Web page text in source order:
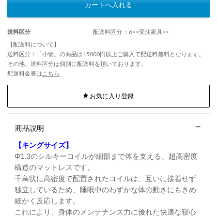
カートへ入れる
送料区分
配送料区分 ：6<<受注家具>>
【配送料について】
送料区分：「小物」の商品は15000円以上ご購入で配送料無料となります。
その他、送料区分は個別に配送料を頂いております。
配送料金表はこちら
お気に入り登録
商品説明
【キングサイズ】
Φ1.3のシルキーコイルが細部まで体を支える、超高密度
構造のマットレスです。
千鳥状に高密度で配置されたコイルは、互いに接着せず
独立しているため、睡眠中のわずかな体の動きにもきめ
細かく反応します。
これにより、身体のメンテナンス力に優れた快適な寝心